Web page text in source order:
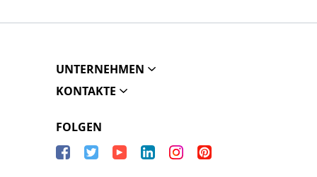
UNTERNEHMEN
KONTAKTE
FOLGEN